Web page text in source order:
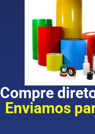
Compre
Enviamos